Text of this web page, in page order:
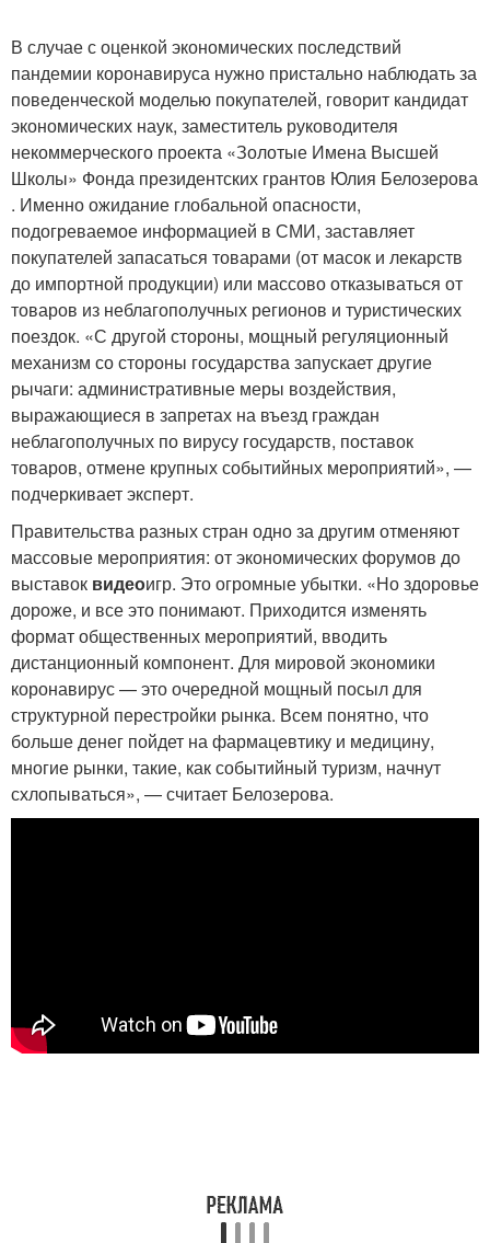
В случае с оценкой экономических последствий
пандемии коронавируса нужно пристально наблюдать за
поведенческой моделью покупателей, говорит кандидат
экономических наук, заместитель руководителя
некоммерческого проекта «Золотые Имена Высшей
Школы» Фонда президентских грантов Юлия Белозерова
. Именно ожидание глобальной опасности,
подогреваемое информацией в СМИ, заставляет
покупателей запасаться товарами (от масок и лекарств
до импортной продукции) или массово отказываться от
товаров из неблагополучных регионов и туристических
поездок. «С другой стороны, мощный регуляционный
механизм со стороны государства запускает другие
рычаги: административные меры воздействия,
выражающиеся в запретах на въезд граждан
неблагополучных по вирусу государств, поставок
товаров, отмене крупных событийных мероприятий», —
подчеркивает эксперт.
Правительства разных стран одно за другим отменяют
массовые мероприятия: от экономических форумов до
выставок видеоигр. Это огромные убытки. «Но здоровье
дороже, и все это понимают. Приходится изменять
формат общественных мероприятий, вводить
дистанционный компонент. Для мировой экономики
коронавирус — это очередной мощный посыл для
структурной перестройки рынка. Всем понятно, что
больше денег пойдет на фармацевтику и медицину,
многие рынки, такие, как событийный туризм, начнут
схлопываться», — считает Белозерова.